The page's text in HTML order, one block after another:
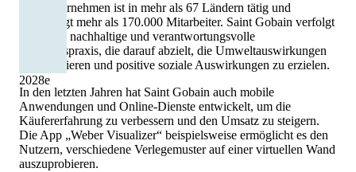
2028e
Das Unternehmen ist in mehr als 67 Ländern tätig und
beschäftigt mehr als 170.000 Mitarbeiter. Saint Gobain verfolgt
auch eine nachhaltige und verantwortungsvolle
Geschäftspraxis, die darauf abzielt, die Umweltauswirkungen
zu minimieren und positive soziale Auswirkungen zu erzielen.
In den letzten Jahren hat Saint Gobain auch mobile
Anwendungen und Online-Dienste entwickelt, um die
Käufererfahrung zu verbessern und den Umsatz zu steigern.
Die App „Weber Visualizer“ beispielsweise ermöglicht es den
Nutzern, verschiedene Verlegemuster auf einer virtuellen Wand
auszuprobieren.